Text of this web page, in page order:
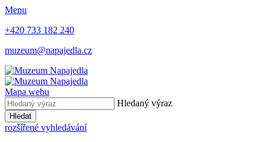
Menu
+420 733 182 240
muzeum@napajedla.cz
Mapa webu
Hledaný výraz
Hledat
rozšířené vyhledávání